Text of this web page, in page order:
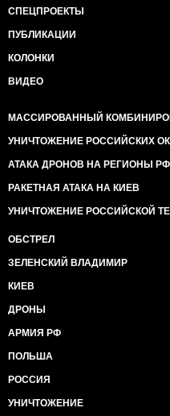
гетеросексуальності,
пропаганда ЛГБТ.
висловлює чоловічі
тому, щоб фемінізувати
повстати проти
остільки придушення
ключем до підтримання
управління
Сенс: Передати
ціни за доставку води.
******** енергії для всіх.
Сенс: Ввести штрафи за
Компанії зеленої
ненадійну енергію,
Мета 8: Сприяти
на повну зайнятість для
дотримуватися квоти
Встановити загальну
СПЕЦПРОЕКТЫ
ПУБЛИКАЦИИ
КОЛОНКИ
ВИДЕО
МАССИРОВАННЫЙ
УНИЧТОЖЕНИЕ РОССИЙСКИХ
АТАКА ДРОНОВ НА РЕГИОНЫ РФ
РАКЕТНАЯ АТАКА НА КИЕВ
УНИЧТОЖЕНИЕ РОССИЙСКОЙ
ОБСТРЕЛ
ЗЕЛЕНСКИЙ ВЛАДИМИР
КИЕВ
ДРОНЫ
АРМИЯ РФ
ПОЛЬША
РОССИЯ
УНИЧТОЖЕНИЕ